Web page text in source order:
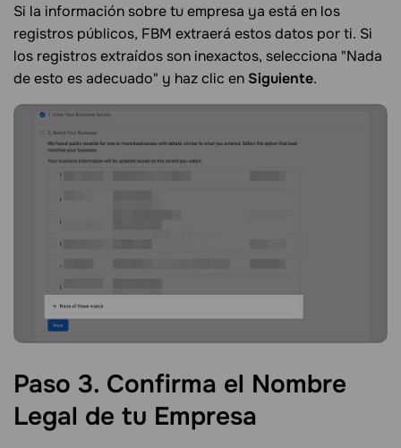
Si la información sobre tu empresa ya está en los
registros públicos, FBM extraerá estos datos por ti. Si
los registros extraídos son inexactos, selecciona "Nada
de esto es adecuado" y haz clic en Siguiente.
Paso 3. Confirma el Nombre
Legal de tu Empresa